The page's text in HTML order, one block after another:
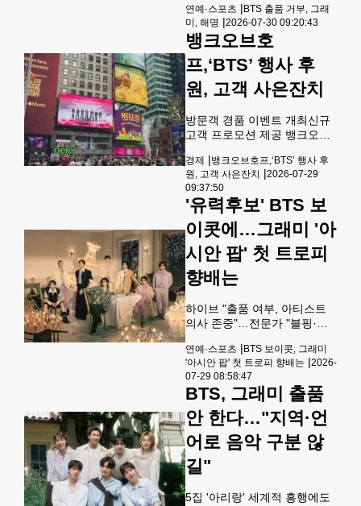
하며 가진 정체성에 대한 생각
과 포부를 이방인(Aliens)에 빗
대 노래한
이 내년 그래미 어워즈에 음악
을 출품하지 않겠다고 밝히자
그래미 측이 하루 만에 유감 표
명과 함께 해명에 나섰다.그래
미 어워즈를 주최하는 레코딩
아카데미의 하비 메이슨 주니
어 최고경영자(CEO)는 29일
성명을 내고 "BTS가 그래미 어
워즈에 참여하지 않기로 결정
했다는 소식을 듣고 슬펐지만,
음악 창작가로서 그들의 결정
을 이해하고 존중한다"고 밝혔
다.그러면서도 한 가지 해명을
하고 싶다며 "아시안팝 부문은
아시아에서 나오고 있는 팝 예
술의
연예·스포츠 |BTS 출품 거부, 그래
미, 해명 |2026-07-30 09:20:43
뱅크오브호
프,‘BTS’ 행사 후
원, 고객 사은잔치
방문객 경품 이벤트 개최신규
고객 프로모션 제공 뱅크오브
BTS 사진과 함께 은행을 홍보
하는 대형 빌보드 광고를 설치
했다. [호프 제공] 뱅크오브호
프(행장 케빈 김)가 글로벌 그
룹 BTS(방탄소년단)가 뉴욕에
서 전개하는 ‘BTS THE CITY
ARIRANG NEW YORK’ 행사
특별후원의 일환으로, 지역 사
회와의 소통을 강화하고 고객
경험을 제공하기 위한 특별한
프로그램을 선보인다. 전 세계
서 함께 하는 ‘BTS THE CITY
AR
경제 |뱅크오브호프,‘BTS’ 행사 후
원, 고객 사은잔치 |2026-07-29
09:37:50
'유력후보' BTS 보
이콧에…그래미 '아
시안 팝' 첫 트로피
향배는
하이브 "출품 여부, 아티스트
의사 존중"…전문가 "블핑·스
서 해방돼 자유로운 음악의 길
로"…타블로, SNS로 공감 표
해 그룹 스트레이 키즈[JYP엔
터테인먼트 제공. 재판매 및
DB 금지] 그룹 방탄소년단
(BTS)이 29일 '그래미 어워즈'
보이콧을 선언하면서 내년 시
상식에서 신설되는 '베스트 아
시안 팝 뮤직 퍼포먼스'(이하
향배에 관심이 쏠린다.방탄소
연예·스포츠 |BTS 보이콧, 그래미
'아시안 팝' 첫 트로피 향배는 |2026-
07-29 08:58:47
BTS, 그래미 출품
안 한다…"지역·언
어로 음악 구분 않
길"
5집 '아리랑' 세계적 흥행에도